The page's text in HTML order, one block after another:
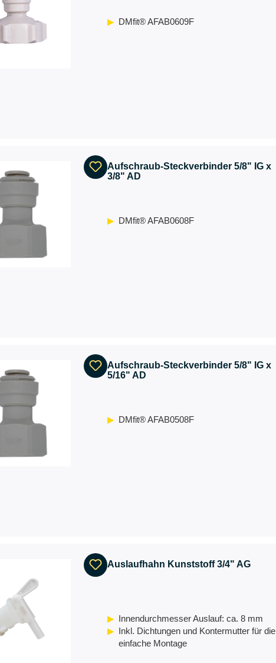
DMfit® AFAB0609F
Aufschraub-Steckverbinder 5/8" IG x
3/8" AD
DMfit® AFAB0608F
Aufschraub-Steckverbinder 5/8" IG x
5/16" AD
DMfit® AFAB0508F
Auslaufhahn Kunststoff 3/4" AG
Innendurchmesser Auslauf: ca. 8 mm
Inkl. Dichtungen und Kontermutter für die
einfache Montage